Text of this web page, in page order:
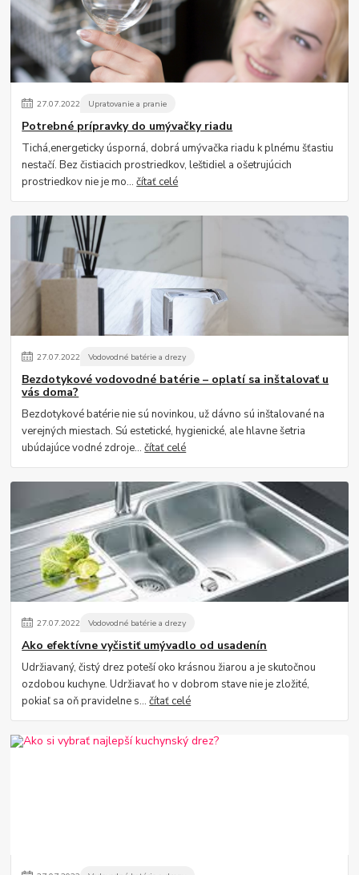
27.07.2022 Upratovanie a pranie
Potrebné prípravky do umývačky riadu
Tichá,energeticky úsporná, dobrá umývačka riadu k plnému šťastiu
nestačí. Bez čistiacich prostriedkov, leštidiel a ošetrujúcich
prostriedkov nie je mo...čítať celé
27.07.2022 Vodovodné batérie a drezy
Bezdotykové vodovodné batérie – oplatí sa inštalovať u
vás doma?
Bezdotykové batérie nie sú novinkou, už dávno sú inštalované na
verejných miestach. Sú estetické, hygienické, ale hlavne šetria
ubúdajúce vodné zdroje...čítať celé
27.07.2022 Vodovodné batérie a drezy
Ako efektívne vyčistiť umývadlo od usadenín
Udržiavaný, čistý drez poteší oko krásnou žiarou a je skutočnou
ozdobou kuchyne. Udržiavať ho v dobrom stave nie je zložité,
pokiaľ sa oň pravidelne s...čítať celé